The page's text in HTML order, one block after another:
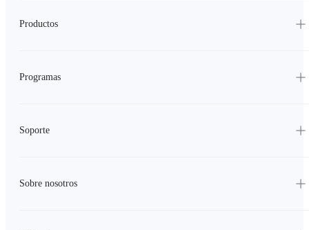
Productos
Programas
Soporte
Sobre nosotros